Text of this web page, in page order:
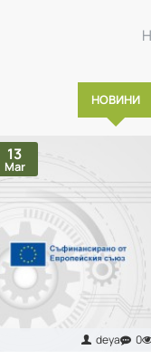
НОВИНИ
13
Mar
deya 0